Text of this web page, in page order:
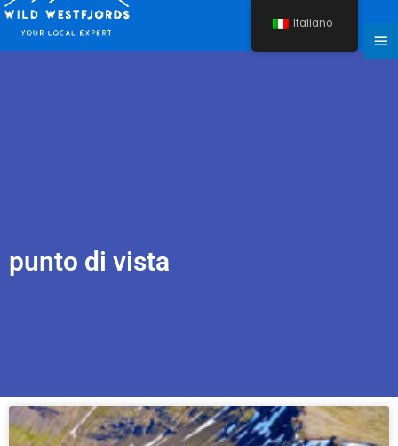
Vai
contenuto
punto di vista
Italiano